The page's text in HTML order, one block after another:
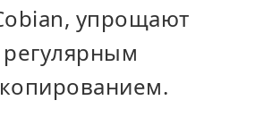
упрощают